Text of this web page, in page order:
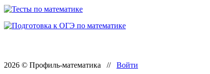
2026 © Профиль-математика // Войти